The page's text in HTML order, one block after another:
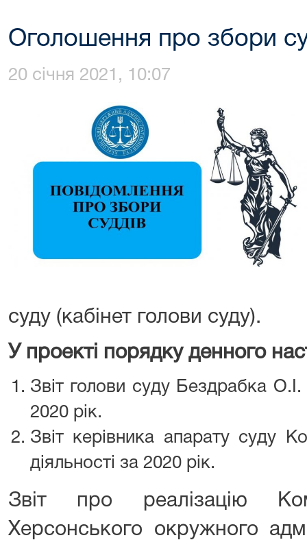
Оголошення про збори
20 січня 2021, 10:07
суду (кабінет голови суду).
У проекті порядку денного
Звіт голови суду Бездрабка О.І.
2020 рік.
Звіт керівника апарату суду
діяльності за 2020 рік.
Звіт про реалізацію
Херсонського окружного